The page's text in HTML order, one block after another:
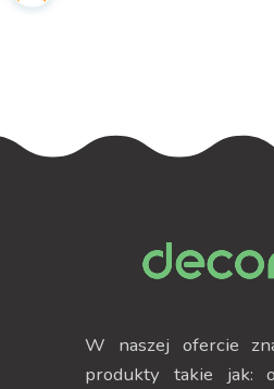
W naszej ofercie
produkty takie jak: